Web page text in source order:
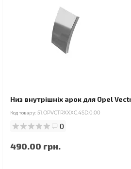
Низ внутрішніх арок для Opel
Код товару: 51.OPVCTRXXXC.4SD.0.00
0
490.00 грн.